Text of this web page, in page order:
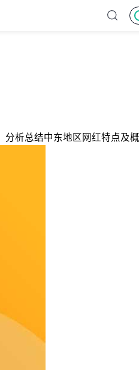
析总结中东地区网红特点及概